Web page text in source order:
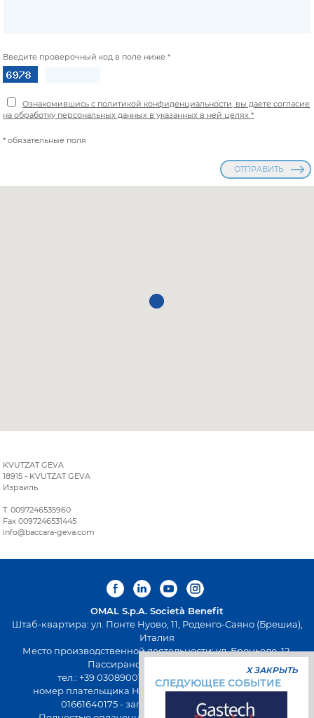
Введите проверочный код в поле ниже *
Ознакомившись с политикой конфиденциальности, вы даете согласие
на обработку персональных данных в указанных в ней целях *
* обязательные поля
ОТПРАВИТЬ
KVUTZAT GEVA
18915 - KVUTZAT GEVA
Израиль
T. 0097246535960
Fax 0097246531445
info@baccara-geva.com
OMAL S.p.A. Società Benefit
Штаб-квартира: ул. Понте Нуово, 11, Роденго-Саяно (Брешиа),
Италия
Место производственной деятельности: ул. Броньоло, 12,
Пассирано (Брешиа), Италия
тел.: +39 0308900145 факс: +39 0308900423
номер плательщика НДС: 00645720988 - Fiscal Code:
01661640175 - запись в РЭАИП: BS-258271
X ЗАКРЫТЬ
СЛЕДУЮЩЕЕ СОБЫТИЕ